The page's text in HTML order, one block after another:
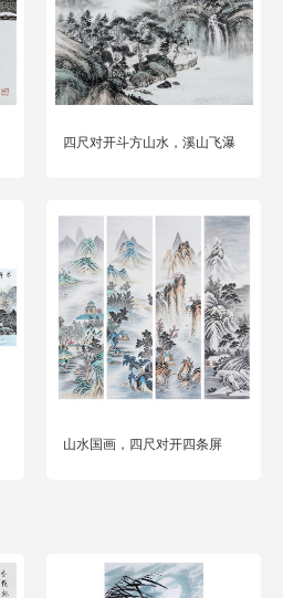
四尺对开斗方山水，溪山飞瀑
山水国画，四尺对开四条屏